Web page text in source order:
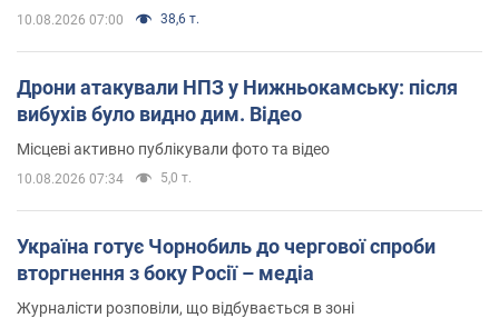
10.08.2026 07:00 38,6 т.
Дрони атакували НПЗ у Нижньокамську: після
вибухів було видно дим. Відео
Місцеві активно публікували фото та відео
10.08.2026 07:34 5,0 т.
Україна готує Чорнобиль до чергової спроби
вторгнення з боку Росії – медіа
Журналісти розповіли, що відбувається в зоні